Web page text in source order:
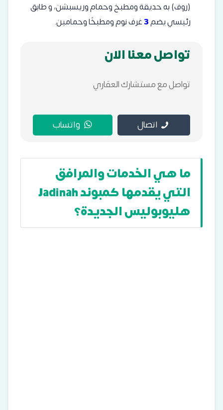
(روف) به حديقة ومطبخ وحمام وريسبشن، و طابق
رئيسي يضم3غرف نوم ومطبخًا وحمامين.
تواصل معنا الان
تواصل مع مستشارك العقاري
اتصال واتساب
ما هي الخدمات والمرافق
التي يقدمها كمبوند Jadinah
هليوبوليس الجديدة؟